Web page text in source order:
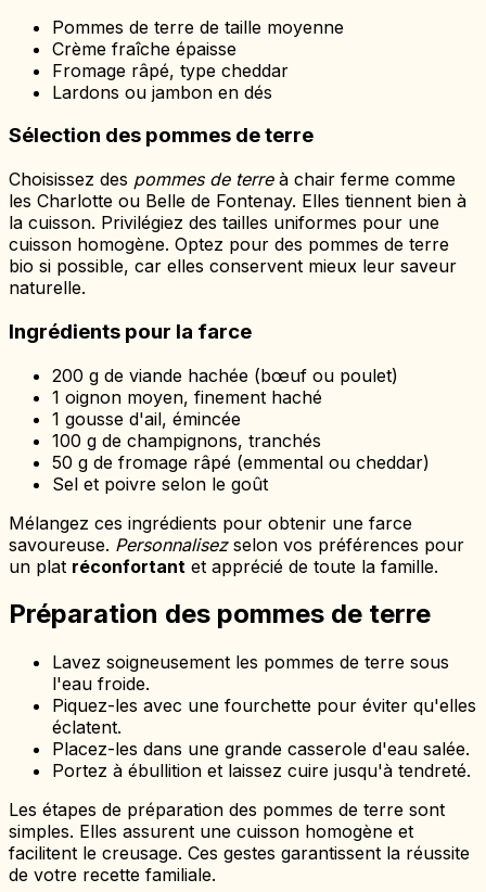
Pommes de terre de taille moyenne
Crème fraîche épaisse
Fromage râpé, type cheddar
Lardons ou jambon en dés
Sélection des pommes de terre
Choisissez des pommes de terreà chair ferme comme
les Charlotte ou Belle de Fontenay. Elles tiennent bien à
la cuisson. Privilégiez des tailles uniformes pour une
cuisson homogène. Optez pour des pommes de terre
bio si possible, car elles conservent mieux leur saveur
naturelle.
Ingrédients pour la farce
200 g de viande hachée (bœuf ou poulet)
1 oignon moyen, finement haché
1 gousse d'ail, émincée
100 g de champignons, tranchés
50 g de fromage râpé (emmental ou cheddar)
Sel et poivre selon le goût
Mélangez ces ingrédients pour obtenir une farce
savoureuse. Personnalisezselon vos préférences pour
un plat réconfortant et apprécié de toute la famille.
Préparation des pommes de terre
Lavez soigneusement les pommes de terre sous
l'eau froide.
Piquez-les avec une fourchette pour éviter qu'elles
éclatent.
Placez-les dans une grande casserole d'eau salée.
Portez à ébullition et laissez cuire jusqu'à tendreté.
Les étapes de préparation des pommes de terre sont
simples. Elles assurent une cuisson homogène et
facilitent le creusage. Ces gestes garantissent la réussite
de votre recette familiale.